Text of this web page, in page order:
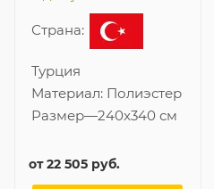
Страна:
Турция
Материал: Полиэстер
Размер—240x340 см
от22 505 руб.